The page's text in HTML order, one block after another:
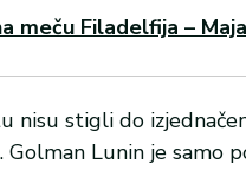
meču Filadelfija –
nisu stigli do
Lunin je samo